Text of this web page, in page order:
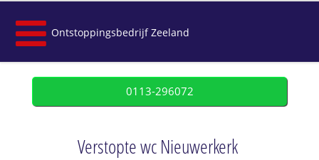
Ontstoppingsbedrijf Zeeland
0113-296072
Verstopte wc Nieuwerkerk